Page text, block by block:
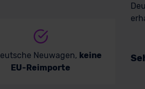
Neuwagen, keine
EU-Reimporte